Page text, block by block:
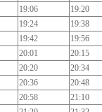
19:06 19:20
19:24 19:38
19:42 19:56
20:01 20:15
20:20 20:34
20:36 20:48
20:58 21:10